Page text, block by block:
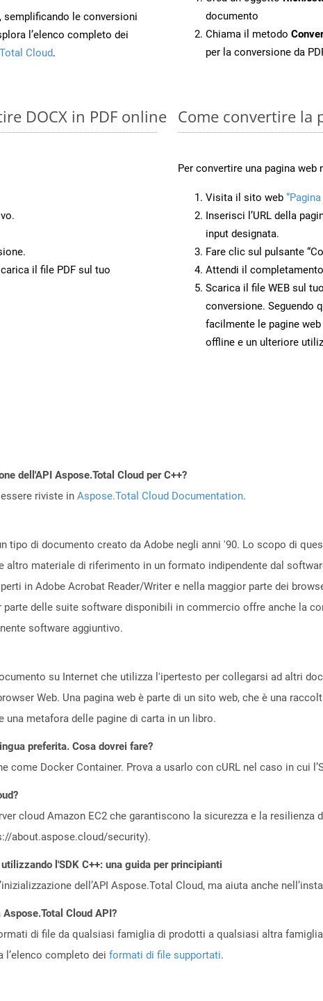
le conversioni
l’elenco completo dei
Cloud.
documento
Chiama il metodo
per la conversione da
DOCX in PDF online
il file PDF sul tuo
Come convertire la
Per convertire una pagina
Visita il sito web
Inserisci l’URL della
input designata.
Fare clic sul pulsante
Attendi il
Scarica il file WEB sul
conversione. Seguendo
facilmente le pagine
offline e un ulteriore
dell'API Aspose.Total Cloud per C++?
riviste in Aspose.Total Cloud Documentation.
tipo di documento creato da Adobe negli anni '90. Lo scopo di
altro materiale di riferimento in un formato indipendente dal
in Adobe Acrobat Reader/Writer e nella maggior parte dei
delle suite software disponibili in commercio offre anche la
software aggiuntivo.
su Internet che utilizza l'ipertesto per collegarsi ad altri
Web. Una pagina web è parte di un sito web, che è una
metafora delle pagine di carta in un libro.
preferita. Cosa dovrei fare?
come Docker Container. Prova a usarlo con cURL nel caso in cui
cloud Amazon EC2 che garantiscono la sicurezza e la
about.aspose.cloud/security).
l'SDK C++: una guida per principianti
dell’API Aspose.Total Cloud, ma aiuta anche
Cloud API?
di file da qualsiasi famiglia di prodotti a qualsiasi altra famiglia
l’elenco completo dei formati di file supportati.